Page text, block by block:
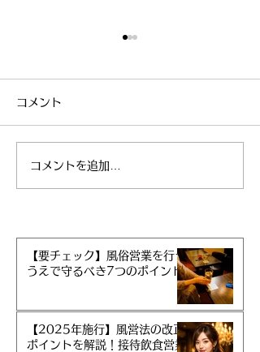
子どもがいない夫婦は遺
コメント
コメントを追加…
【要チェック】風俗営業を行う
うえで守るべき7つのポイント
【2025年施行】風営法の改正
ポイントを解説！接待飲食営業